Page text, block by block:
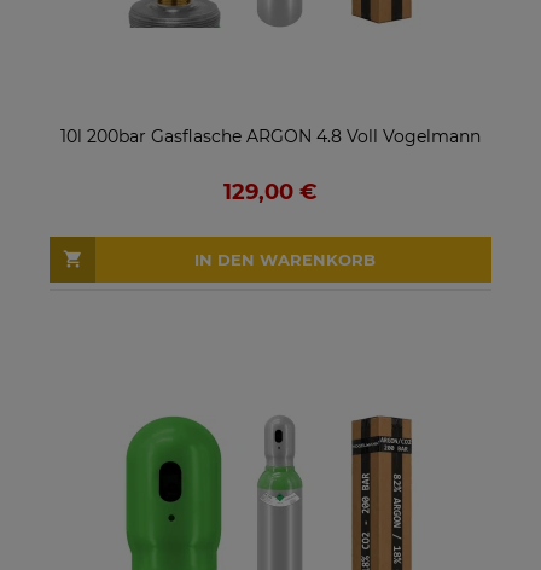
10l 200bar Gasflasche ARGON 4.8 Voll Vogelmann
129,00 €
IN DEN WARENKORB